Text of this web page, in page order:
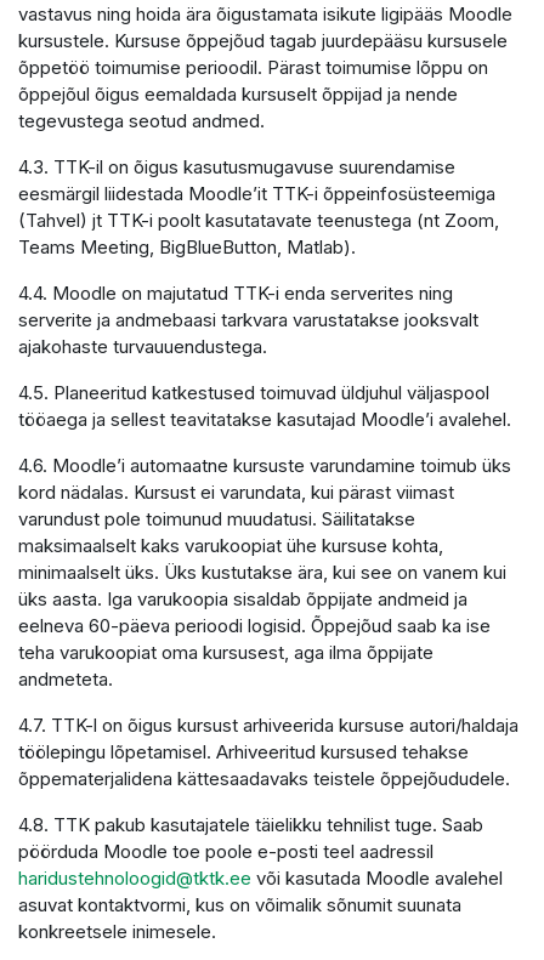
vastavus ning hoida ära õigustamata isikute ligipääs Moodle
kursustele. Kursuse õppejõud tagab juurdepääsu kursusele
õppetöö toimumise perioodil. Pärast toimumise lõppu on
õppejõul õigus eemaldada kursuselt õppijad ja nende
tegevustega seotud andmed.
4.3. TTK-il on õigus kasutusmugavuse suurendamise
eesmärgil liidestada Moodle’it TTK-i õppeinfosüsteemiga
(Tahvel) jt TTK-i poolt kasutatavate teenustega (nt Zoom,
Teams Meeting, BigBlueButton, Matlab).
4.4. Moodle on majutatud TTK-i enda serverites ning
serverite ja andmebaasi tarkvara varustatakse jooksvalt
ajakohaste turvauuendustega.
4.5. Planeeritud katkestused toimuvad üldjuhul väljaspool
tööaega ja sellest teavitatakse kasutajad Moodle’i avalehel.
4.6. Moodle’i automaatne kursuste varundamine toimub üks
kord nädalas. Kursust ei varundata, kui pärast viimast
varundust pole toimunud muudatusi. Säilitatakse
maksimaalselt kaks varukoopiat ühe kursuse kohta,
minimaalselt üks. Üks kustutakse ära, kui see on vanem kui
üks aasta. Iga varukoopia sisaldab õppijate andmeid ja
eelneva 60-päeva perioodi logisid. Õppejõud saab ka ise
teha varukoopiat oma kursusest, aga ilma õppijate
andmeteta.
4.7. TTK-l on õigus kursust arhiveerida kursuse autori/haldaja
töölepingu lõpetamisel. Arhiveeritud kursused tehakse
õppematerjalidena kättesaadavaks teistele õppejõududele.
4.8. TTK pakub kasutajatele täielikku tehnilist tuge. Saab
pöörduda Moodle toe poole e-posti teel aadressil
haridustehnoloogid@tktk.ee või kasutada Moodle avalehel
asuvat kontaktvormi, kus on võimalik sõnumit suunata
konkreetsele inimesele.